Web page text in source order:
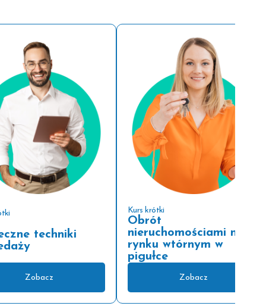
techniki
Zobacz
Kurs krótki
Obrót
nieruchomościami na
rynku wtórnym w
pigułce
Zobacz